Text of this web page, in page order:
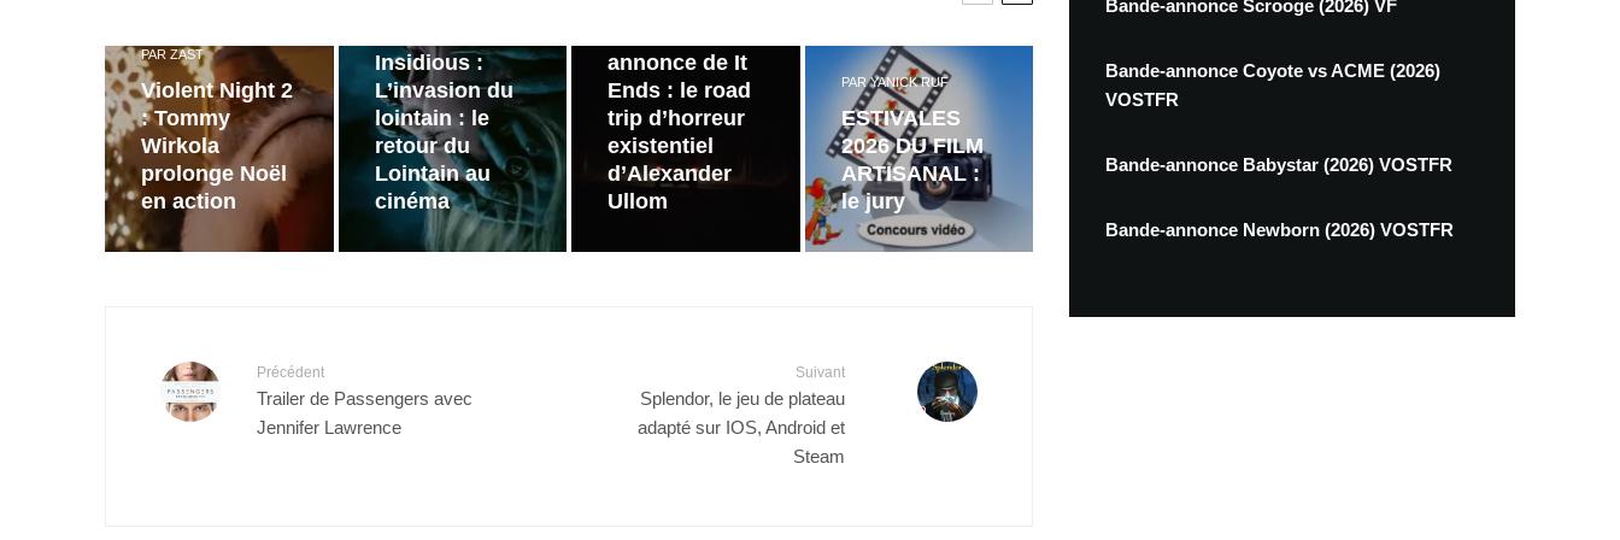
PAR ZAST
Violent Night 2
: Tommy
Wirkola
prolonge Noël
en action
Insidious :
L’invasion du
lointain : le
retour du
Lointain au
cinéma
annonce de It
Ends : le road
trip d’horreur
existentiel
d’Alexander
Ullom
PARYANICK RUF
ESTIVALES
2026 DU FILM
ARTISANAL :
le jury
Précédent
Trailer de Passengers avec
Jennifer Lawrence
Suivant
Splendor, le jeu de plateau
adapté sur IOS, Android et
Steam
Bande-annonce Scrooge (2026) VF
Bande-annonce Coyote vs ACME (2026)
VOSTFR
Bande-annonce Babystar (2026) VOSTFR
Bande-annonce Newborn (2026) VOSTFR